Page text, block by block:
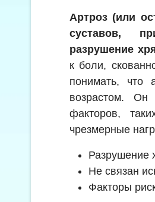
Артроз (или
суставов,
разрушение
к боли,
понимать, что
возрастом. Он
факторов,
чрезмерные
Разрушение
Не связан
Факторы